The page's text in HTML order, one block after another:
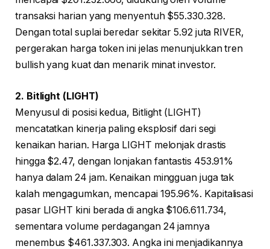
transaksi harian yang menyentuh $55.330.328.
Dengan total suplai beredar sekitar 5.92 juta RIVER,
pergerakan harga token ini jelas menunjukkan tren
bullish yang kuat dan menarik minat investor.
2. Bitlight (LIGHT)
Menyusul di posisi kedua, Bitlight (LIGHT)
mencatatkan kinerja paling eksplosif dari segi
kenaikan harian. Harga LIGHT melonjak drastis
hingga $2.47, dengan lonjakan fantastis 453.91%
hanya dalam 24 jam. Kenaikan mingguan juga tak
kalah mengagumkan, mencapai 195.96%. Kapitalisasi
pasar LIGHT kini berada di angka $106.611.734,
sementara volume perdagangan 24 jamnya
menembus $461.337.303. Angka ini menjadikannya